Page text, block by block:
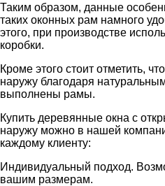
Таким образом, данные
таких оконных рам намного
этого, при производстве
коробки.
Кроме этого стоит отметить,
наружу благодаря
выполнены рамы.
Купить деревянные окна с
наружу можно в нашей
каждому клиенту:
Индивидуальный подход.
вашим размерам.